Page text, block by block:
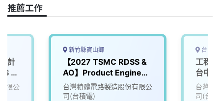
o
k
n
k
推薦工作
計
&
限公
新竹縣寶山鄉
【2027 TSMC RDSS &
AO】Product Engineer
(PE)
台灣積體電路製造股份有限公
司(台積電)
台中
工程
台中
台灣積
司(台